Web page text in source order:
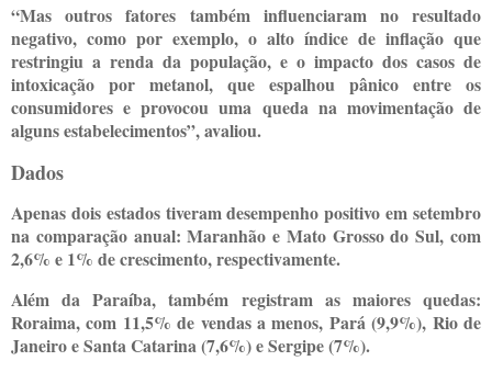
“Mas outros fatores também influenciaram no resultado
negativo, como por exemplo, o alto índice de inflação que
restringiu a renda da população, e o impacto dos casos de
intoxicação por metanol, que espalhou pânico entre os
consumidores e provocou uma queda na movimentação de
alguns estabelecimentos”, avaliou.
Dados
Apenas dois estados tiveram desempenho positivo em setembro
na comparação anual: Maranhão e Mato Grosso do Sul, com
2,6% e 1% de crescimento, respectivamente.
Além da Paraíba, também registram as maiores quedas:
Roraima, com 11,5% de vendas a menos, Pará (9,9%), Rio de
Janeiro e Santa Catarina (7,6%) e Sergipe (7%).